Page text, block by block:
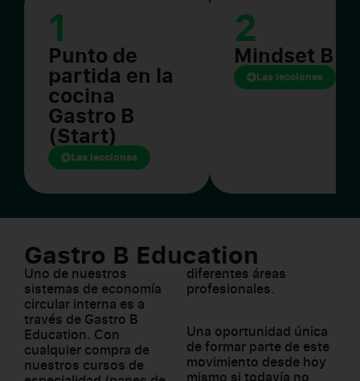
1
Punto de
partida en la
cocina
Gastro B
(Start)
Las lecciones
2
Mindset B
Las lecciones
Gastro B Education
Uno de nuestros
sistemas de economía
circular interna es a
través de Gastro B
Education. Con
cualquier compra de
nuestros cursos de
diferentes áreas
profesionales.
Una oportunidad única
de formar parte de este
movimiento desde hoy
mismo si todavía no